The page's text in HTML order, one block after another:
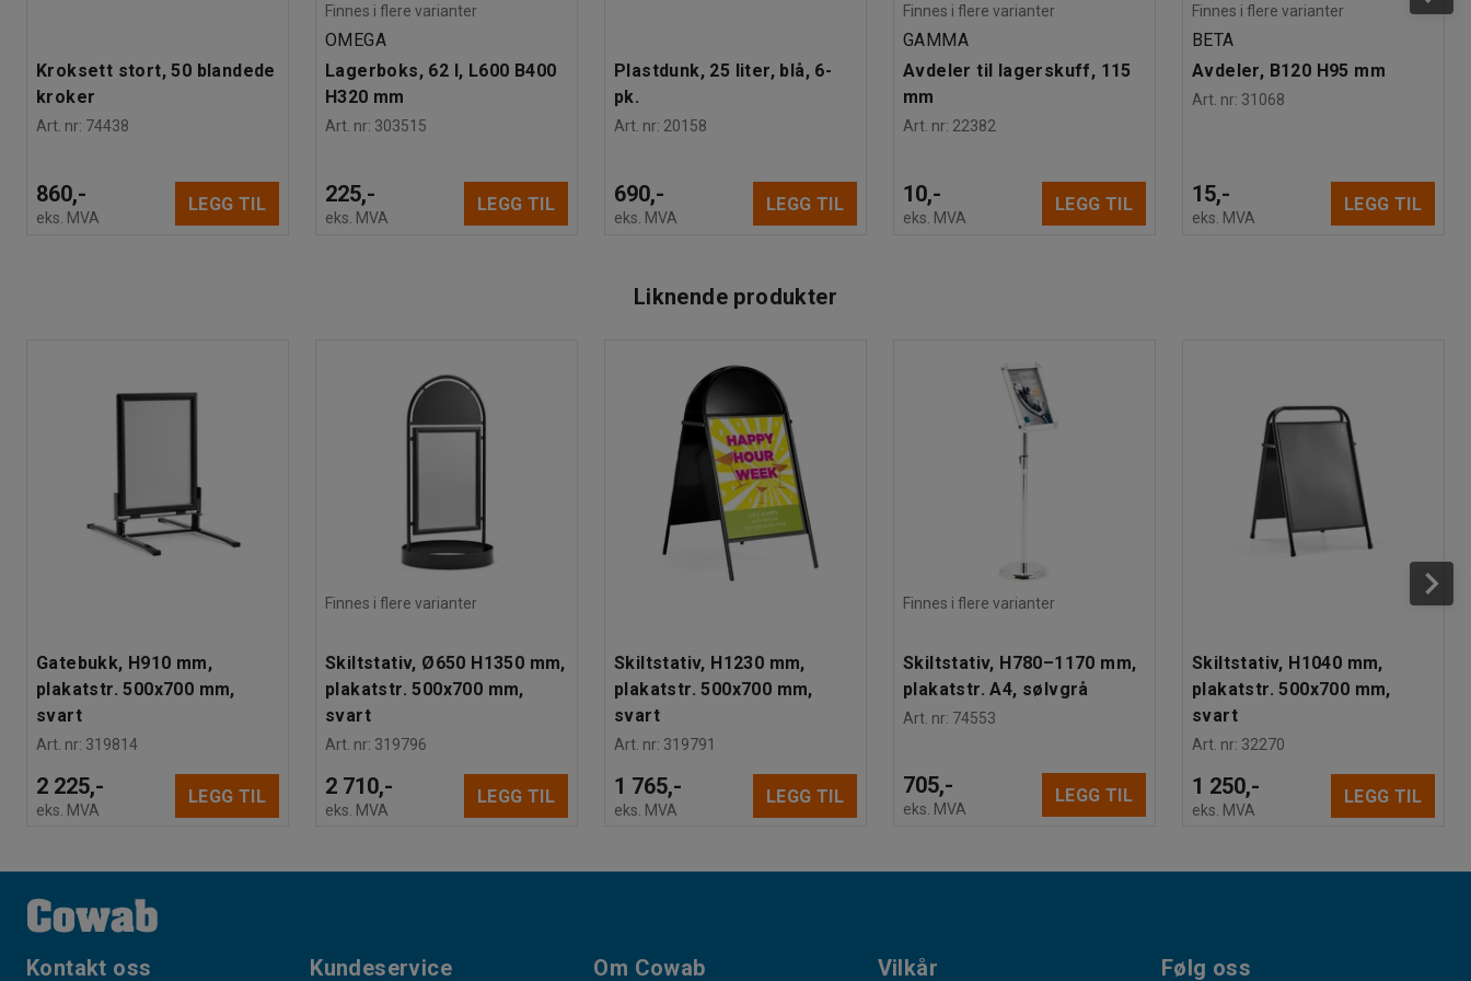
Kroksett stort, 50 blandede
kroker
Art. nr: 74438
860,-
eks. MVA
LEGG TIL
Finnes i flere varianter
OMEGA
Lagerboks, 62 l, L600 B400
H320 mm
Art. nr: 303515
225,-
eks. MVA
LEGG TIL
Plastdunk, 25 liter, blå, 6-
pk.
Art. nr: 20158
690,-
eks. MVA
LEGG TIL
Finnes i flere varianter
GAMMA
Avdeler til lagerskuff, 115
mm
Art. nr: 22382
10,-
eks. MVA
LEGG TIL
Finnes i flere varianter
BETA
Avdeler, B120 H95 mm
Art. nr: 31068
15,-
eks. MVA
LEGG TIL
Liknende produkter
Gatebukk, H910 mm,
plakatstr. 500x700 mm,
svart
Art. nr: 319814
2 225,-
eks. MVA
LEGG TIL
Finnes i flere varianter
Skiltstativ, Ø650 H1350 mm,
plakatstr. 500x700 mm,
svart
Art. nr: 319796
2 710,-
eks. MVA
LEGG TIL
Skiltstativ, H1230 mm,
plakatstr. 500x700 mm,
svart
Art. nr: 319791
1 765,-
eks. MVA
LEGG TIL
Finnes i flere varianter
Skiltstativ, H780–1170 mm,
plakatstr. A4, sølvgrå
Art. nr: 74553
705,-
eks. MVA
LEGG TIL
Skiltstativ, H1040 mm,
plakatstr. 500x700 mm,
svart
Art. nr: 32270
1 250,-
eks. MVA
LEGG TIL
Kontakt oss Kundeservice Om Cowab Vilkår Følg oss